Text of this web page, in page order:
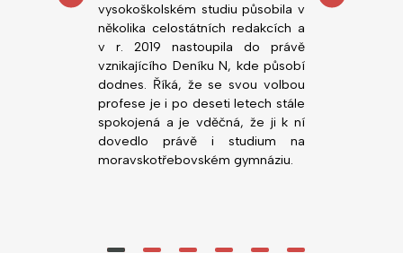
prostor.
vysokoškolském studiu působila v
několika celostátních redakcích a
v r. 2019 nastoupila do právě
vznikajícího Deníku N, kde působí
dodnes. Říká, že se svou volbou
profese je i po deseti letech stále
spokojená a je vděčná, že ji k ní
dovedlo právě i studium na
moravskotřebovském gymnáziu.
působí